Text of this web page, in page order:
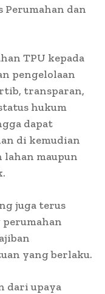
Perumahan dan
TPU kepada
pengelolaan
transparan,
hukum
dapat
di kemudian
maupun
juga terus
yang berlaku.
dari upaya